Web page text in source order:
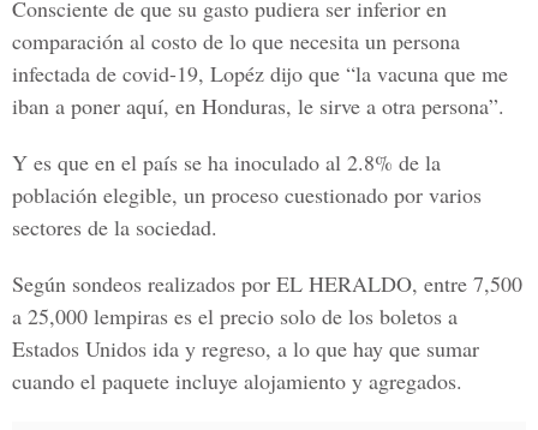
Consciente de que su gasto pudiera ser inferior en
comparación al costo de lo que necesita un persona
infectada de covid-19, Lopéz dijo que “la vacuna que me
iban a poner aquí, en Honduras, le sirve a otra persona”.
Y es que en el país se ha inoculado al 2.8% de la
población elegible, un proceso cuestionado por varios
sectores de la sociedad.
Según sondeos realizados por EL HERALDO, entre 7,500
a 25,000 lempiras es el precio solo de los boletos a
Estados Unidos ida y regreso, a lo que hay que sumar
cuando el paquete incluye alojamiento y agregados.